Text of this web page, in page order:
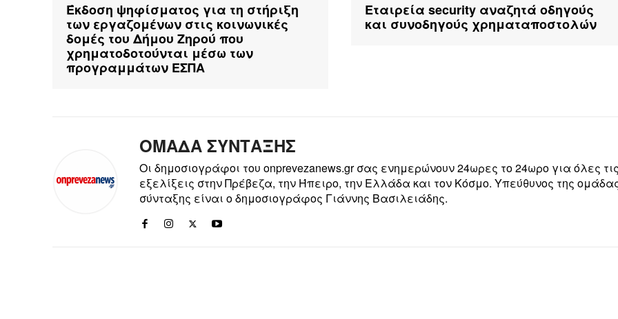
Έκδοση ψηφίσματος για τη στήριξη
των εργαζομένων στις κοινωνικές
δομές του Δήμου Ζηρού που
χρηματοδοτούνται μέσω των
προγραμμάτων ΕΣΠΑ
Εταιρεία security αναζητά οδηγούς
και συνοδηγούς χρηματαποστολών
ΟΜΑΔΑ ΣΥΝΤΑΞΗΣ
Οι δημοσιογράφοι του onprevezanews.gr σας ενημερώνουν 24ωρες το 24ωρο για όλες
εξελίξεις στην Πρέβεζα, την Ήπειρο, την Ελλάδα και τον Κόσμο. Υπεύθυνος της
σύνταξης είναι ο δημοσιογράφος Γιάννης Βασιλειάδης.